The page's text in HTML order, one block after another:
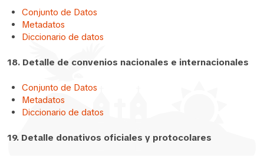
Conjunto de Datos
Metadatos
Diccionario de datos
18. Detalle de convenios nacionales e internacionales
Conjunto de Datos
Metadatos
Diccionario de datos
19. Detalle donativos oficiales y protocolares